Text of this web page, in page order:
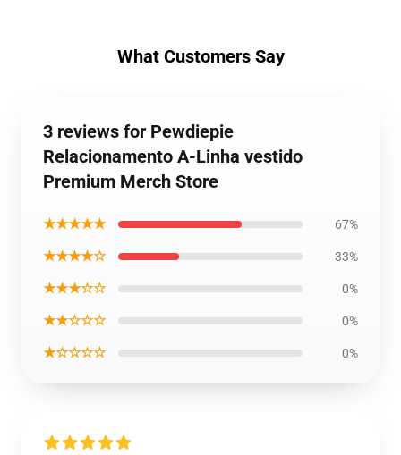
What Customers Say
3 reviews for Pewdiepie
Relacionamento A-Linha vestido
Premium Merch Store
★★★★★ 67%
★★★★☆ 33%
★★★☆☆ 0%
★★☆☆☆ 0%
★☆☆☆☆ 0%